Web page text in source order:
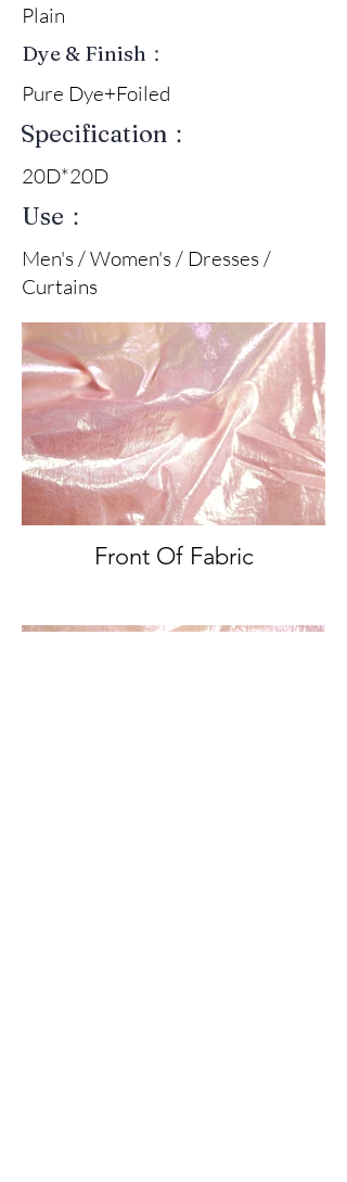
Plain
Dye & Finish：
Pure Dye+Foiled
Specification：
20D*20D
Use：
Men's / Women's / Dresses /
Curtains
Front Of Fabric